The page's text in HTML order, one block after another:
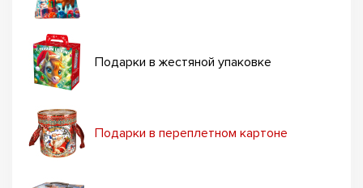
Подарки в жестяной упаковке
Подарки в переплетном картоне